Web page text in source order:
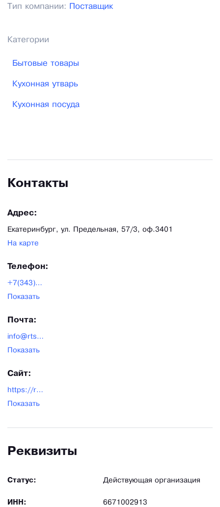
супермаркетов, гипермаркетов, ресторанов,
обслуживание торгово-холодильного и
Тип компании: Поставщик
Категории
Бытовые товары
Кухонная утварь
Кухонная посуда
Контакты
Адрес:
Екатеринбург, ул. Предельная, 57/3, оф.3401
На карте
Телефон:
+7(343)271-55-40
Показать
Почта:
info@rtsmarket.ru
Показать
Сайт:
https://rtsmarket.ru/
Показать
Реквизиты
Статус: Действующая организация
ИНН: 6671002913